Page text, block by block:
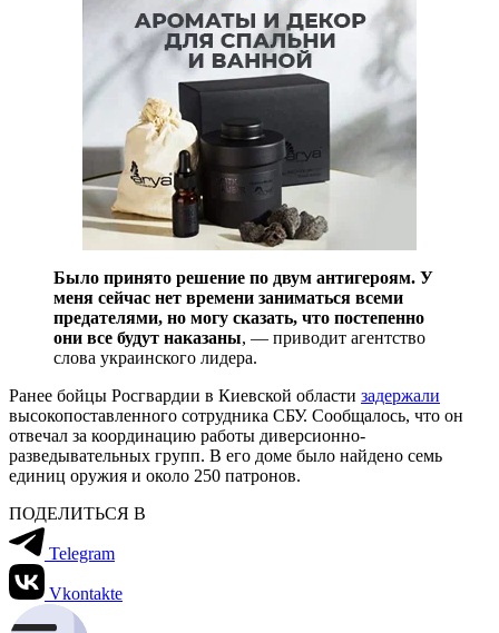
Было принято решение по двум антигероям. У
меня сейчас нет времени заниматься всеми
предателями, но могу сказать, что постепенно
они все будут наказаны, — приводит агентство
слова украинского лидера.
Ранее бойцы Росгвардии в Киевской области задержали
высокопоставленного сотрудника СБУ. Сообщалось, что он
отвечал за координацию работы диверсионно-
разведывательных групп. В его доме было найдено семь
единиц оружия и около 250 патронов.
ПОДЕЛИТЬСЯ В
Telegram
Vkontakte